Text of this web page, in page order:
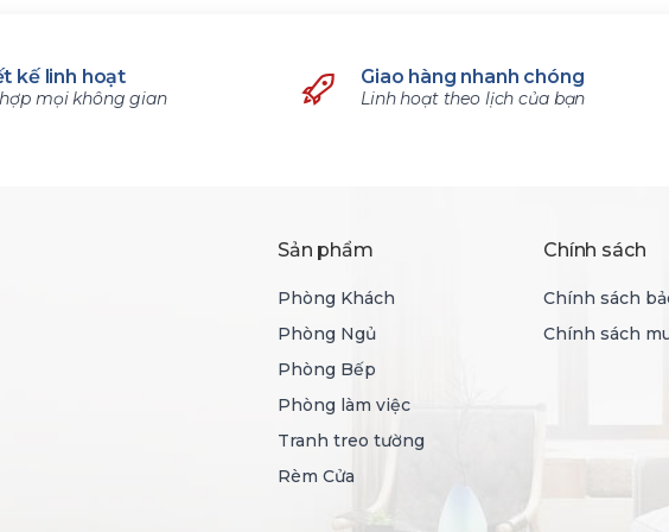
kế linh hoạt
mọi không gian
Giao hàng nhanh chóng
Linh hoạt theo lịch của bạn
Sản phẩm
Phòng Khách
Phòng Ngủ
Phòng Bếp
Phòng làm việc
Tranh treo tường
Rèm Cửa
Chính sách
Chính sách
Chính sách